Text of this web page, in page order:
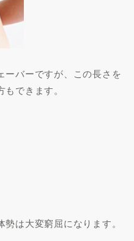
ーバーですが、この長さを
できます。
は大変窮屈になります。